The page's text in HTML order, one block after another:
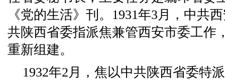
《党的生活》刊。1931年3月，中共
共陕西省委指派焦兼管西安市委工作
重新组建。
1932年2月，焦以中共陕西省委特